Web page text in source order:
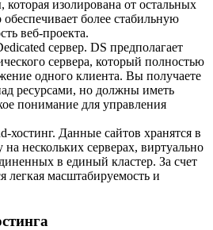
которая изолирована от остальных
обеспечивает более стабильную
веб-проекта.
сервер. DS предполагает
сервера, который полностью
одного клиента. Вы получаете
ресурсами, но должны иметь
понимание для управления
хостинг. Данные сайтов хранятся в
на нескольких серверах, виртуально
в единый кластер. За счет
легкая масштабируемость и